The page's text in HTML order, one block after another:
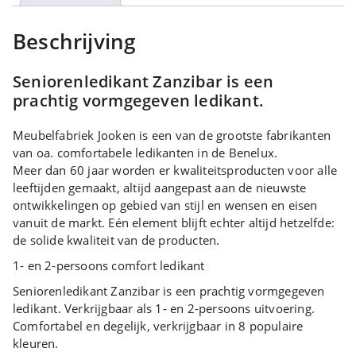
Beschrijving
Seniorenledikant Zanzibar is een
prachtig vormgegeven ledikant.
Meubelfabriek Jooken is een van de grootste fabrikanten
van oa. comfortabele ledikanten in de Benelux.
Meer dan 60 jaar worden er kwaliteitsproducten voor alle
leeftijden gemaakt, altijd aangepast aan de nieuwste
ontwikkelingen op gebied van stijl en wensen en eisen
vanuit de markt. Eén element blijft echter altijd hetzelfde:
de solide kwaliteit van de producten.
1- en 2-persoons comfort ledikant
Seniorenledikant Zanzibar is een prachtig vormgegeven
ledikant. Verkrijgbaar als 1- en 2-persoons uitvoering.
Comfortabel en degelijk, verkrijgbaar in 8 populaire
kleuren.